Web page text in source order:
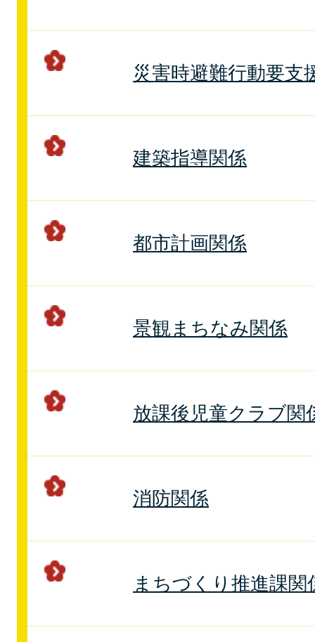
災害時避難行動要支
建築指導関係
都市計画関係
景観まちなみ関係
放課後児童クラブ関
消防関係
まちづくり推進課関